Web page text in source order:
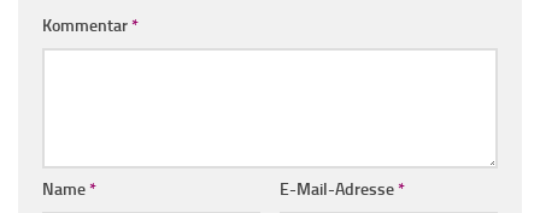
Kommentar*
Name* E-Mail-Adresse*